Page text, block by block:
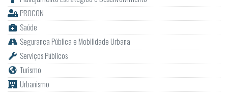
PROCON
Saúde
Segurança Pública e Mobilidade Urbana
Serviços Públicos
Turismo
Urbanismo